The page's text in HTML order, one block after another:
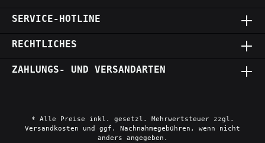
SERVICE-HOTLINE
RECHTLICHES
ZAHLUNGS- UND VERSANDARTEN
* Alle Preise inkl. gesetzl. Mehrwertsteuer zzgl.
Versandkosten und ggf. Nachnahmegebühren, wenn nicht
anders angegeben.